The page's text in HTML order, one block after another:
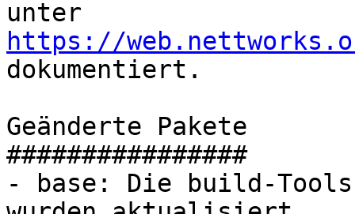
https://
dokumentiert.
Geänderte Pakete
################
- base: Die build-